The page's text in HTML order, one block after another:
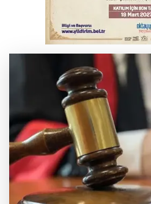
Başkan Aydın
sahada tuttu